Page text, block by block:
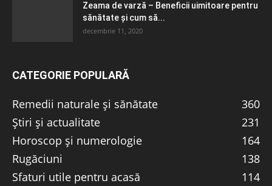
Zeama de varză – Beneficii uimitoare pentru
sănătate și cum să...
decembrie 11, 2020
CATEGORIE POPULARĂ
Remedii naturale și sănătate
360
Știri și actualitate
231
Horoscop și numerologie
164
Rugăciuni
138
Sfaturi utile pentru acasă
114